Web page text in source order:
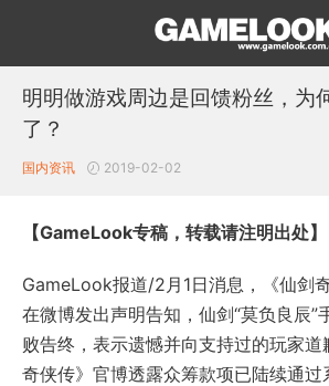
明明做游戏周边是回馈粉丝，为
了？
国内资讯 2019-02-02
【GameLook专稿，转载请注明出处】
GameLook报道/2月1日消息，《仙剑
在微博发出声明告知，仙剑“莫负良辰”
败告终，表示遗憾并向支持过的玩家道
奇侠传》官博透露众筹款项已陆续通